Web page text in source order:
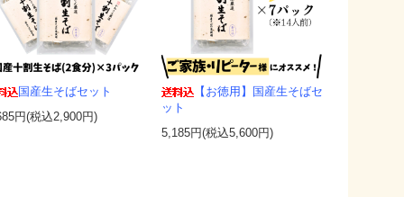
国産生そばセット
円(税込2,900円)
【お徳用】国産生そばセ
ット
5,185円(税込5,600円)